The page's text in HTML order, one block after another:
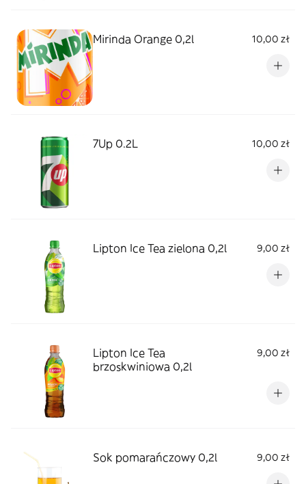
Mirinda Orange 0,2l 10,00 zł
7Up 0.2L 10,00 zł
Lipton Ice Tea zielona 0,2l 9,00 zł
Lipton Ice Tea
brzoskwiniowa 0,2l
9,00 zł
Sok pomarańczowy 0,2l 9,00 zł